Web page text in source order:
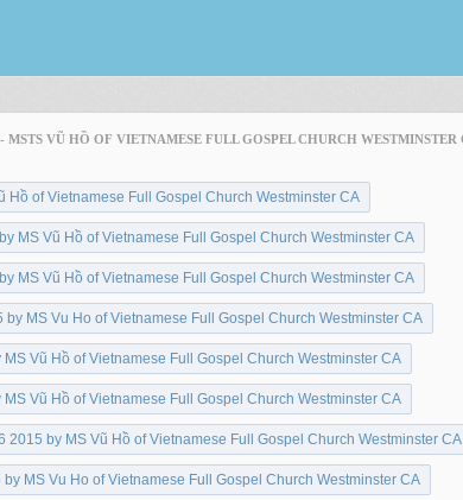
MSTS VŨ HỒ OF VIETNAMESE FULL GOSPEL CHURCH WESTMINSTER
Hồ of Vietnamese Full Gospel Church Westminster CA
MS Vũ Hồ of Vietnamese Full Gospel Church Westminster CA
MS Vũ Hồ of Vietnamese Full Gospel Church Westminster CA
MS Vu Ho of Vietnamese Full Gospel Church Westminster CA
Vũ Hồ of Vietnamese Full Gospel Church Westminster CA
Vũ Hồ of Vietnamese Full Gospel Church Westminster CA
by MS Vũ Hồ of Vietnamese Full Gospel Church Westminster CA
MS Vu Ho of Vietnamese Full Gospel Church Westminster CA